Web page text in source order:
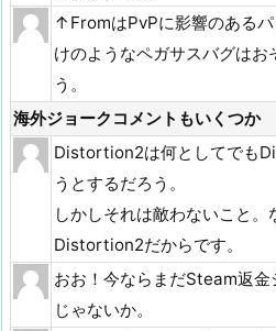
↑FromはPvPに影響のある
けのようなペガサスバグはお
う。
海外ジョークコメントもいくつか
Distortion2は何としてでも
うとするだろう。
しかしそれは敵わないこと。
Distortion2だからです。
おお！今ならまだSteam返金
じゃないか。